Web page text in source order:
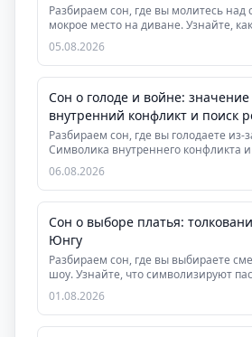
Разбираем сон, где вы молитесь над
мокрое место на диване. Узнайте,
05.08.2026
Сон о голоде и войне:
внутренний конфликт и поиск
Разбираем сон, где вы голодаете из-
Символика внутреннего конфликта
Практическ...
06.08.2026
Сон о выборе платья:
Юнгу
Разбираем сон, где вы выбираете
шоу. Узнайте, что символизируют
01.08.2026